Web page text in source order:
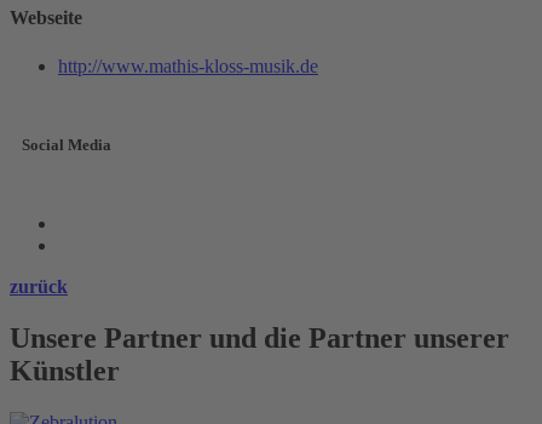
Webseite
http://www.mathis-kloss-musik.de
Social Media
zurück
Unsere Partner und die Partner unserer
Künstler